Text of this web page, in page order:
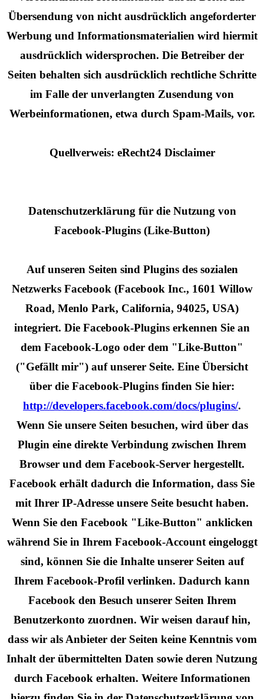
Übersendung von nicht ausdrücklich angeforderter
Werbung und Informationsmaterialien wird hiermit
ausdrücklich widersprochen. Die Betreiber der
Seiten behalten sich ausdrücklich rechtliche Schritte
im Falle der unverlangten Zusendung von
Werbeinformationen, etwa durch Spam-Mails, vor.
Quellverweis: eRecht24 Disclaimer
Datenschutzerklärung für die Nutzung von
Facebook-Plugins (Like-Button)
Auf unseren Seiten sind Plugins des sozialen
Netzwerks Facebook (Facebook Inc., 1601 Willow
Road, Menlo Park, California, 94025, USA)
integriert. Die Facebook-Plugins erkennen Sie an
dem Facebook-Logo oder dem "Like-Button"
("Gefällt mir") auf unserer Seite. Eine Übersicht
über die Facebook-Plugins finden Sie hier:
http://developers.facebook.com/docs/plugins/.
Wenn Sie unsere Seiten besuchen, wird über das
Plugin eine direkte Verbindung zwischen Ihrem
Browser und dem Facebook-Server hergestellt.
Facebook erhält dadurch die Information, dass Sie
mit Ihrer IP-Adresse unsere Seite besucht haben.
Wenn Sie den Facebook "Like-Button" anklicken
während Sie in Ihrem Facebook-Account eingeloggt
sind, können Sie die Inhalte unserer Seiten auf
Ihrem Facebook-Profil verlinken. Dadurch kann
Facebook den Besuch unserer Seiten Ihrem
Benutzerkonto zuordnen. Wir weisen darauf hin,
dass wir als Anbieter der Seiten keine Kenntnis vom
Inhalt der übermittelten Daten sowie deren Nutzung
durch Facebook erhalten. Weitere Informationen